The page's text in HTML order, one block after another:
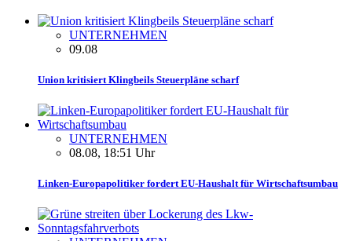
UNTERNEHMEN
09.08
Union kritisiert Klingbeils Steuerpläne scharf
UNTERNEHMEN
08.08, 18:51 Uhr
Linken-Europapolitiker fordert EU-Haushalt für Wirtschaftsumbau